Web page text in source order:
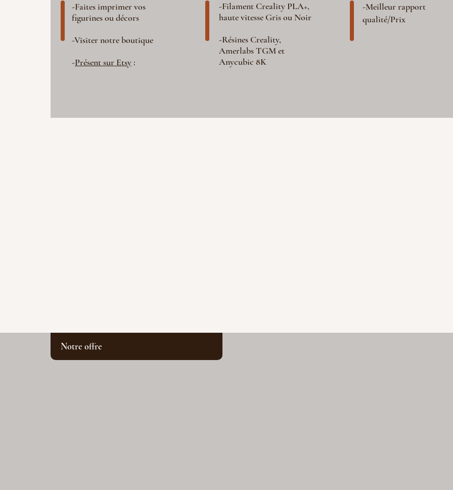
-Faites imprimer vos
figurines ou décors
-Visiter notre boutique
-Présent sur Etsy :
-Filament Creality PLA+,
haute vitesse Gris ou Noir
-Résines Creality,
Amerlabs TGM et
Anycubic 8K
-Meilleur rapport
qualité/Prix
Notre offre